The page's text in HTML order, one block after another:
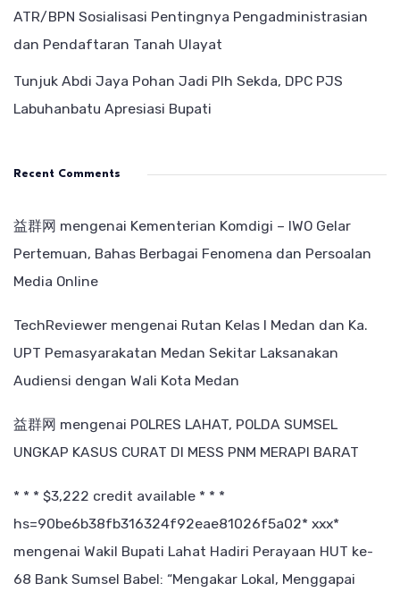
ATR/BPN Sosialisasi Pentingnya Pengadministrasian
dan Pendaftaran Tanah Ulayat
Tunjuk Abdi Jaya Pohan Jadi Plh Sekda, DPC PJS
Labuhanbatu Apresiasi Bupati
Recent Comments
益群网 mengenai Kementerian Komdigi – IWO Gelar
Pertemuan, Bahas Berbagai Fenomena dan Persoalan
Media Online
TechReviewer mengenai Rutan Kelas I Medan dan Ka.
UPT Pemasyarakatan Medan Sekitar Laksanakan
Audiensi dengan Wali Kota Medan
益群网 mengenai POLRES LAHAT, POLDA SUMSEL
UNGKAP KASUS CURAT DI MESS PNM MERAPI BARAT
* * * $3,222 credit available * * *
hs=90be6b38fb316324f92eae81026f5a02* ххх*
mengenai Wakil Bupati Lahat Hadiri Perayaan HUT ke-
68 Bank Sumsel Babel: “Mengakar Lokal, Menggapai